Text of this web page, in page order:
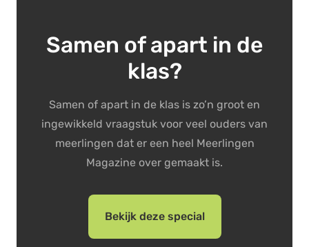
Samen of apart in de
klas?
Samen of apart in de klas is zo’n groot en
ingewikkeld vraagstuk voor veel ouders van
meerlingen dat er een heel Meerlingen
Magazine over gemaakt is.
Bekijk deze special